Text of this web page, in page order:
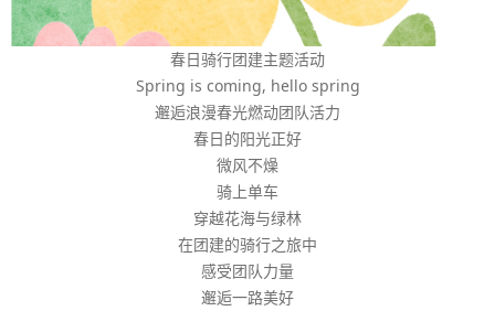
春日骑行团建主题活动
Spring is coming, hello spring
邂逅浪漫春光燃动团队活力
春日的阳光正好
微风不燥
骑上单车
穿越花海与绿林
在团建的骑行之旅中
感受团队力量
邂逅一路美好